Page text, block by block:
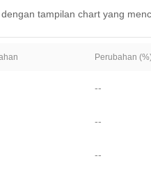
tampilan chart yang
Perubahan
--
--
--